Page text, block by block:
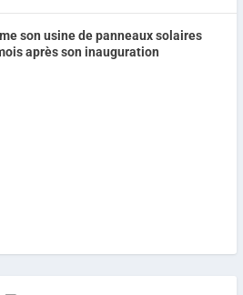
son usine de panneaux solaires
après son inauguration